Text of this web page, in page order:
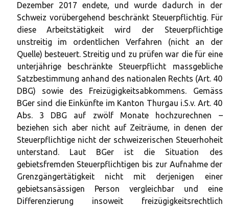
Dezember 2017 endete, und wurde dadurch in der
Schweiz vorübergehend beschränkt Steuerpflichtig. Für
diese Arbeitstätigkeit wird der Steuerpflichtige
unstreitig im ordentlichen Verfahren (nicht an der
Quelle) besteuert. Streitig und zu prüfen war die für eine
unterjährige beschränkte Steuerpflicht massgebliche
Satzbestimmung anhand des nationalen Rechts (Art. 40
DBG) sowie des Freizügigkeitsabkommens. Gemäss
BGer sind die Einkünfte im Kanton Thurgau i.S.v. Art. 40
Abs. 3 DBG auf zwölf Monate hochzurechnen –
beziehen sich aber nicht auf Zeiträume, in denen der
Steuerpflichtige nicht der schweizerischen Steuerhoheit
unterstand. Laut BGer ist die Situation des
gebietsfremden Steuerpflichtigen bis zur Aufnahme der
Grenzgängertätigkeit nicht mit derjenigen einer
gebietsansässigen Person vergleichbar und eine
Differenzierung insoweit freizügigkeitsrechtlich